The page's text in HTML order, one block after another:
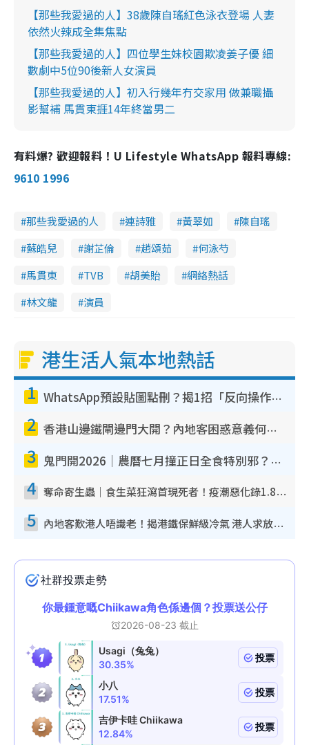
【那些我愛過的人】38歲陳自瑤紅色泳衣登場 人妻
依然火辣成全集焦點
【那些我愛過的人】四位學生妹校園欺凌姜子優 細
數劇中5位90後新人女演員
【那些我愛過的人】初入行幾年冇交家用 做兼職攝
影幫補 馬貫東捱14年終當男二
有料爆? 歡迎報料！U Lifestyle WhatsApp 報料專線:
9610 1996
那些我愛過的人 連詩雅 黃翠如
陳自瑤
蘇皓兒
謝芷倫 趙頌茹
何泳芍
馬貫東
TVB 胡美貽
網絡熱話
林文龍
演員
港生活人氣本地熱話
1 WhatsApp預設貼圖點刪？揭1招「反向操作」還原簡潔介面 附3步實測教學
2 香港山邊鐵閘邊門大開？內地客困惑意義何在！網民神回覆：呢種叫法理性防禦
3 鬼門開2026｜農曆七月撞正日全食特別邪？專家警告切忌做一事！揭4大禁忌+2招保平安
4 奪命寄生蟲｜食生菜狂瀉首現死者！疫潮惡化錄1.8萬宗病例 揭洗菜3大謬誤
5 內地客歎港人唔識老！揭港鐵保鮮級冷氣 港人求放過：咪投訴